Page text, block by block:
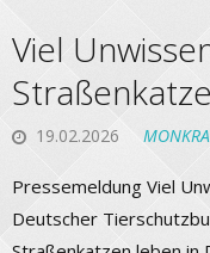
Viel
19.02.2026
Pressemeldung Viel
Deutscher